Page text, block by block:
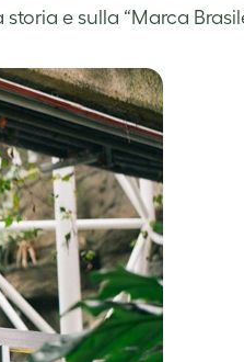
e sulla “Marca